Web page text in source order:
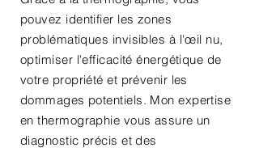
pouvez identifier les zones
problématiques invisibles à l'œil nu,
optimiser l'efficacité énergétique de
votre propriété et prévenir les
dommages potentiels. Mon expertise
en thermographie vous assure un
diagnostic précis et des